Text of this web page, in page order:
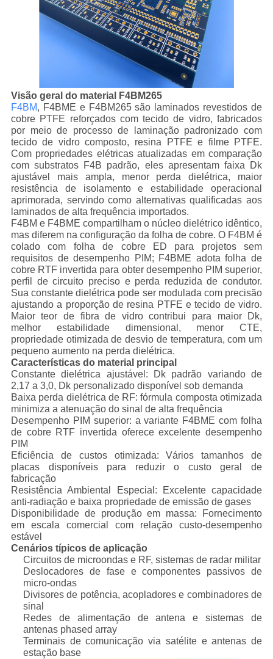
Visão geral do material F4BM265
F4BM, F4BME e F4BM265 são laminados revestidos de
cobre PTFE reforçados com tecido de vidro, fabricados
por meio de processo de laminação padronizado com
tecido de vidro composto, resina PTFE e filme PTFE.
Com propriedades elétricas atualizadas em comparação
com substratos F4B padrão, eles apresentam faixa Dk
ajustável mais ampla, menor perda dielétrica, maior
resistência de isolamento e estabilidade operacional
aprimorada, servindo como alternativas qualificadas aos
laminados de alta frequência importados.
F4BM e F4BME compartilham o núcleo dielétrico idêntico,
mas diferem na configuração da folha de cobre. O F4BM é
colado com folha de cobre ED para projetos sem
requisitos de desempenho PIM; F4BME adota folha de
cobre RTF invertida para obter desempenho PIM superior,
perfil de circuito preciso e perda reduzida de condutor.
Sua constante dielétrica pode ser modulada com precisão
ajustando a proporção de resina PTFE e tecido de vidro.
Maior teor de fibra de vidro contribui para maior Dk,
melhor estabilidade dimensional, menor CTE,
propriedade otimizada de desvio de temperatura, com um
pequeno aumento na perda dielétrica.
Características do material principal
Constante dielétrica ajustável: Dk padrão variando de
2,17 a 3,0, Dk personalizado disponível sob demanda
Baixa perda dielétrica de RF: fórmula composta otimizada
minimiza a atenuação do sinal de alta frequência
Desempenho PIM superior: a variante F4BME com folha
de cobre RTF invertida oferece excelente desempenho
PIM
Eficiência de custos otimizada: Vários tamanhos de
placas disponíveis para reduzir o custo geral de
fabricação
Resistência Ambiental Especial: Excelente capacidade
anti-radiação e baixa propriedade de emissão de gases
Disponibilidade de produção em massa: Fornecimento
em escala comercial com relação custo-desempenho
estável
Cenários típicos de aplicação
Circuitos de microondas e RF, sistemas de radar militar
Deslocadores de fase e componentes passivos de
micro-ondas
Divisores de potência, acopladores e combinadores de
sinal
Redes de alimentação de antena e sistemas de
antenas phased array
Terminais de comunicação via satélite e antenas de
estação base